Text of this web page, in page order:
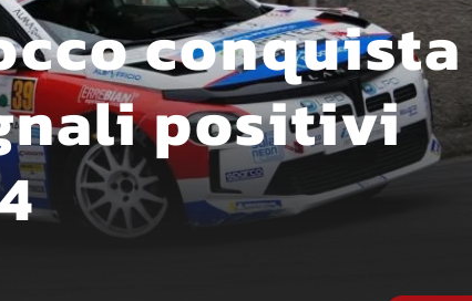
conquista
positivi